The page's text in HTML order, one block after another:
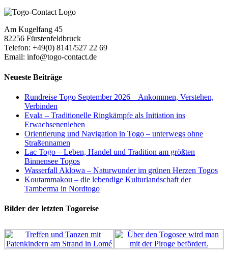
Am Kugelfang 45
82256 Fürstenfeldbruck
Telefon: +49(0) 8141/527 22 69
Email: info@togo-contact.de
Neueste Beiträge
Rundreise Togo September 2026 – Ankommen, Verstehen,
Verbinden
Evala – Traditionelle Ringkämpfe als Initiation ins
Erwachsenenleben
Orientierung und Navigation in Togo – unterwegs ohne
Straßennamen
Lac Togo – Leben, Handel und Tradition am größten
Binnensee Togos
Wasserfall Aklowa – Naturwunder im grünen Herzen Togos
Koutammakou – die lebendige Kulturlandschaft der
Tamberma in Nordtogo
Bilder der letzten Togoreise